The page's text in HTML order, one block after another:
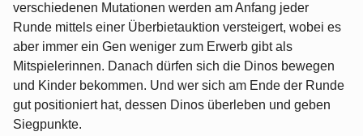
verschiedenen Mutationen werden am Anfang jeder
Runde mittels einer Überbietauktion versteigert, wobei es
aber immer ein Gen weniger zum Erwerb gibt als
Mitspielerinnen. Danach dürfen sich die Dinos bewegen
und Kinder bekommen. Und wer sich am Ende der Runde
gut positioniert hat, dessen Dinos überleben und geben
Siegpunkte.